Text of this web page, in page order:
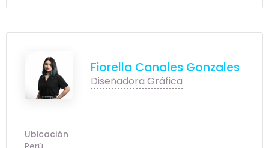
Fiorella Canales Gonzales
Diseñadora Gráfica
Ubicación